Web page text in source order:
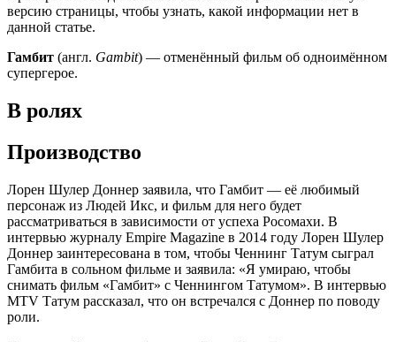
версию страницы, чтобы узнать, какой информации нет в
данной статье.
Гамбит (англ. Gambit) — отменённый фильм об одноимённом
супергерое.
В ролях
Производство
Лорен Шулер Доннер заявила, что Гамбит — её любимый
персонаж из Людей Икс, и фильм для него будет
рассматриваться в зависимости от успеха Росомахи. В
интервью журналу Empire Magazine в 2014 году Лорен Шулер
Доннер заинтересована в том, чтобы Ченнинг Татум сыграл
Гамбита в сольном фильме и заявила: «Я умираю, чтобы
снимать фильм «Гамбит» с Ченнингом Татумом». В интервью
MTV Татум рассказал, что он встречался с Доннер по поводу
роли.